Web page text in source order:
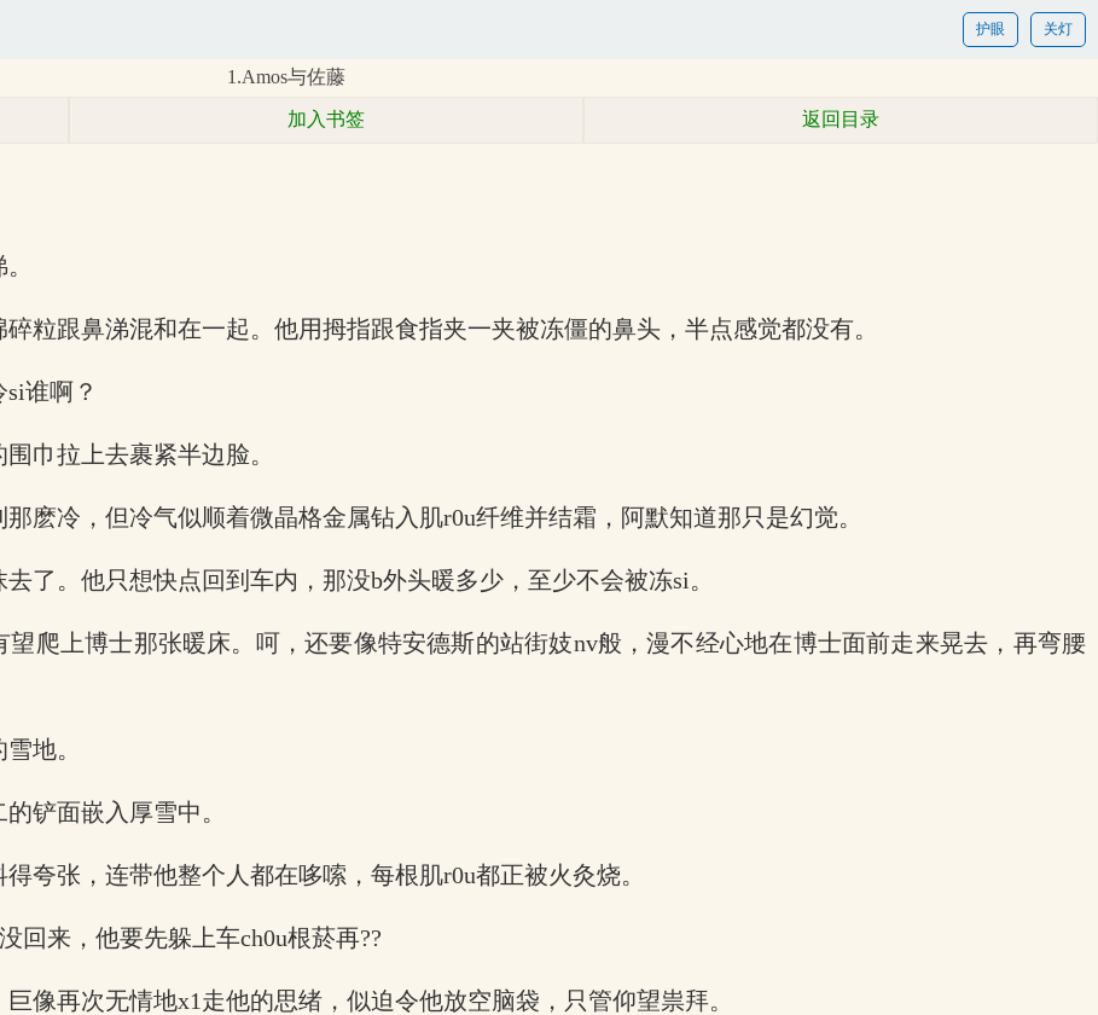
关灯
护眼
1.Amos与佐藤
加入书签 返回目录
粒跟鼻涕混和在一起。他用拇指跟食指夹一夹被冻僵的鼻头，半点感觉都没有。
谁啊？
巾拉上去裹紧半边脸。
麽冷，但冷气似顺着微晶格金属钻入肌r0u纤维并结霜，阿默知道那只是幻觉。
了。他只想快点回到车内，那没b外头暖多少，至少不会被冻si。
爬上博士那张暖床。呵，还要像特安德斯的站街妓nv般，漫不经心地在博士面前走来晃去，再弯腰
地。
铲面嵌入厚雪中。
夸张，连带他整个人都在哆嗦，每根肌r0u都正被火灸烧。
回来，他要先躲上车ch0u根菸再??
像再次无情地x1走他的思绪，似迫令他放空脑袋，只管仰望祟拜。